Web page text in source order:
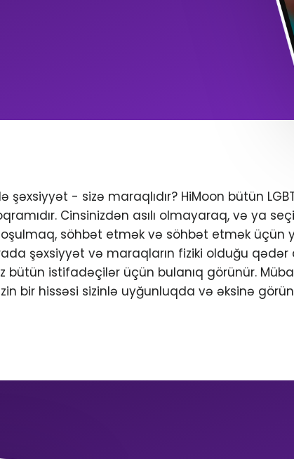
şəxsiyyət - sizə maraqlıdır? HiMoon bütün
Cinsinizdən asılı olmayaraq, və ya
söhbət etmək və söhbət etmək üçün
şəxsiyyət və maraqların fiziki olduğu
bütün istifadəçilər üçün bulanıq görünür.
bir hissəsi sizinlə uyğunluqda və əksinə